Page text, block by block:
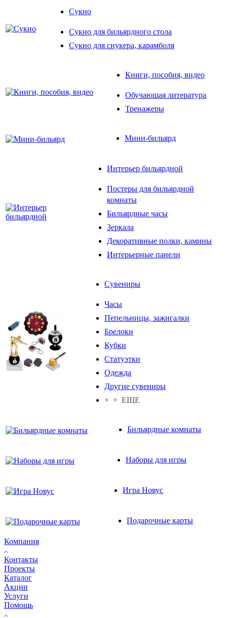
Сукно
Сукно для бильярдного стола
Сукно для снукера, карамболя
Книги, пособия, видео
Обучающая литература
Тренажеры
Мини-бильярд
Интерьер бильярдной
Постеры для бильярдной
комнаты
Бильярдные часы
Зеркала
Декоративные полки, камины
Интерьерные панели
Сувениры
Часы
Пепельницы, зажигалки
Брелоки
Кубки
Статуэтки
Одежда
Другие сувениры
+ + ЕЩЕ
Бильярдные комнаты
Наборы для игры
Игра Новус
Подарочные карты
Компания
Контакты
Проекты
Каталог
Акции
Услуги
Помощь